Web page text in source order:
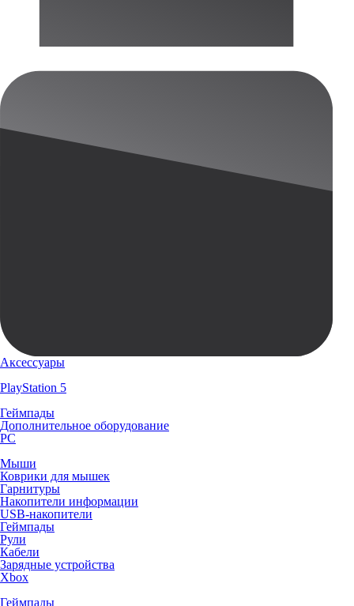
Аксессуары
PlayStation 5
Геймпады
Дополнительное оборудование
PC
Мыши
Коврики для мышек
Гарнитуры
Накопители информации
USB-накопители
Геймпады
Рули
Кабели
Зарядные устройства
Xbox
Геймпады